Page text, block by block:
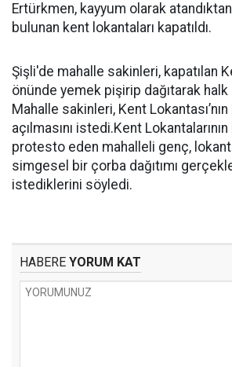
Ertürkmen, kayyum olarak
bulunan kent lokantaları kapatıldı.
Şişli'de mahalle sakinleri, kapatılan
önünde yemek pişirip dağıtarak
Mahalle sakinleri, Kent
açılmasını istedi.Kent Lokantalarının
protesto eden mahalleli genç,
simgesel bir çorba dağıtımı
istediklerini söyledi.
HABERE YORUM KAT